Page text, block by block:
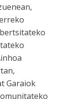
Garaiok